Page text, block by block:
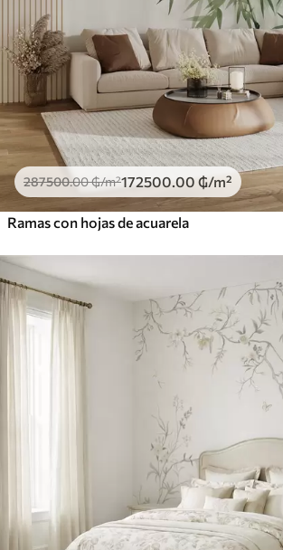
287500.00₲/m²172500.00 ₲/m²
Ramas con hojas de acuarela